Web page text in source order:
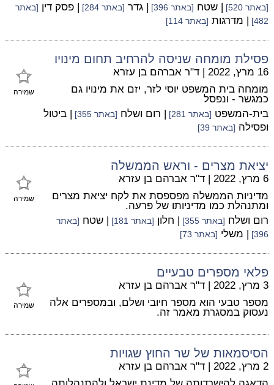
[באתר 520] | שטח [באתר 396] | גדר [באתר 284] | פסק דין [באתר
482]
| מדרגות [באתר 114]
פסילת מומחה שניסה להרחיב תחום מינויו
שמירה
16 מרץ, 2022 | ד"ר אברהם בן עזרא
מומחה בית המשפט יוסי לזר, יזם את מינויו גם
כמגשר - ונפסל
בית-המשפט [באתר 281] | רום ושלח [באתר 355]
| ביטול
ופסילה [באתר 39]
יציאת מצרים - וראש הממשלה
שמירה
6 מרץ, 2022 | ד"ר אברהם בן עזרא
מדיניות הממשלה מפספסת את לקח יציאת מצרים
ומתנהלת כמו מדיניותו של פרעה.
רום ושלח [באתר 355] | חלון [באתר 181] | שטח [באתר
396]
| משלי [באתר 73]
פלאי מספרים טבעיים
שמירה
3 מרץ, 2022 | ד"ר אברהם בן עזרא
מספר טבעי הוא מספר חיובי ושלם, ובמספרים אלה
נעסוק במסגרת מאמר זה.
הסיסמאות של שר החוץ שגויות
2 מרץ, 2022 | ד"ר אברהם בן עזרא